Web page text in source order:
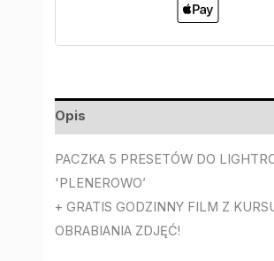
Opis
PACZKA 5 PRESETÓW DO
'PLENEROWO’
+ GRATIS GODZINNY FILM Z
OBRABIANIA ZDJĘĆ!